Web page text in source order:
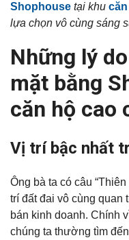
Shophouse tại khu
lựa chọn vô cùng sáng
Những lý
mặt bằng
căn hộ cao
Vị trí bậc nhất
Ông bà ta có câu
trí đất đai vô cùng quan
bán kinh doanh. Chính
chúng ta thường tìm